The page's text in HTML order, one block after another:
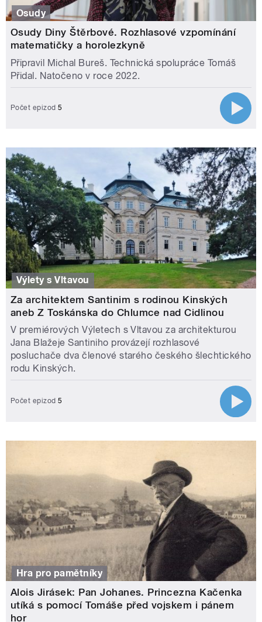
Osudy
Osudy Diny Štěrbové. Rozhlasové vzpomínání
matematičky a horolezkyně
Připravil Michal Bureš. Technická spolupráce Tomáš
Přidal. Natočeno v roce 2022.
Počet epizod 5
Výlety s Vltavou
Za architektem Santinim s rodinou Kinských
aneb Z Toskánska do Chlumce nad Cidlinou
V premiérových Výletech s Vltavou za architekturou
Jana Blažeje Santiniho provázejí rozhlasové
posluchače dva členové starého českého šlechtického
rodu Kinských.
Počet epizod 5
Hra pro pamětníky
Alois Jirásek: Pan Johanes. Princezna Kačenka
utíká s pomocí Tomáše před vojskem i pánem
hor